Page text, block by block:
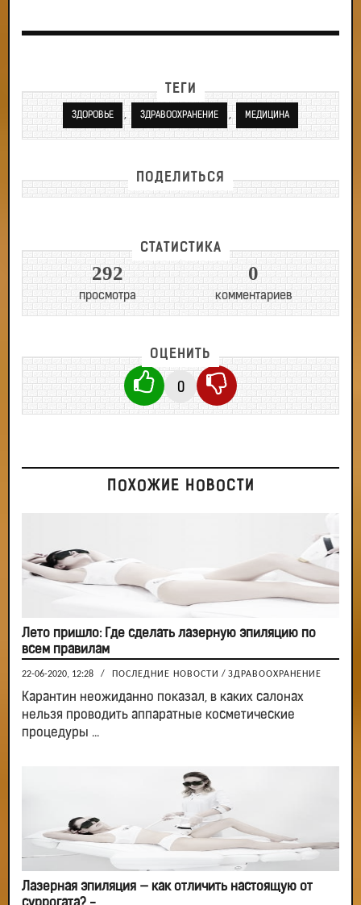
ТЕГИ
ЗДОРОВЬЕ , ЗДРАВООХРАНЕНИЕ , МЕДИЦИНА
ПОДЕЛИТЬСЯ
СТАТИСТИКА
292
просмотра
0
комментариев
ОЦЕНИТЬ
0
ПОХОЖИЕ НОВОСТИ
Лето пришло: Где сделать лазерную эпиляцию по
всем правилам
22-06-2020, 12:28 / ПОСЛЕДНИЕ НОВОСТИ / ЗДРАВООХРАНЕНИЕ
Карантин неожиданно показал, в каких салонах
нельзя проводить аппаратные косметические
процедуры ...
Лазерная эпиляция — как отличить настоящую от